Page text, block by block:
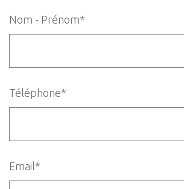
Nom - Prénom*
Téléphone*
Email*